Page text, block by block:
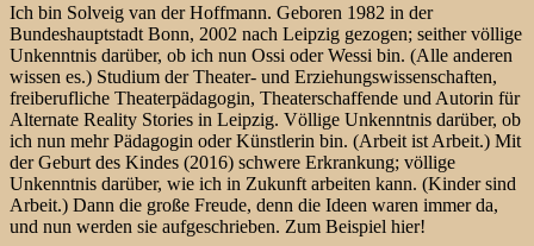
Ich bin Solveig van der Hoffmann. Geboren 1982 in der
Bundeshauptstadt Bonn, 2002 nach Leipzig gezogen; seither völlige
Unkenntnis darüber, ob ich nun Ossi oder Wessi bin. (Alle anderen
wissen es.) Studium der Theater- und Erziehungswissenschaften,
freiberufliche Theaterpädagogin, Theaterschaffende und Autorin für
Alternate Reality Stories in Leipzig. Völlige Unkenntnis darüber, ob
ich nun mehr Pädagogin oder Künstlerin bin. (Arbeit ist Arbeit.) Mit
der Geburt des Kindes (2016) schwere Erkrankung; völlige
Unkenntnis darüber, wie ich in Zukunft arbeiten kann. (Kinder sind
Arbeit.) Dann die große Freude, denn die Ideen waren immer da,
und nun werden sie aufgeschrieben. Zum Beispiel hier!